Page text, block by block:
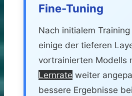
Fine-Tuning
Nach initialem
einige der tieferen
vortrainierten Modells
Lernrate weiter
bessere Ergebnisse